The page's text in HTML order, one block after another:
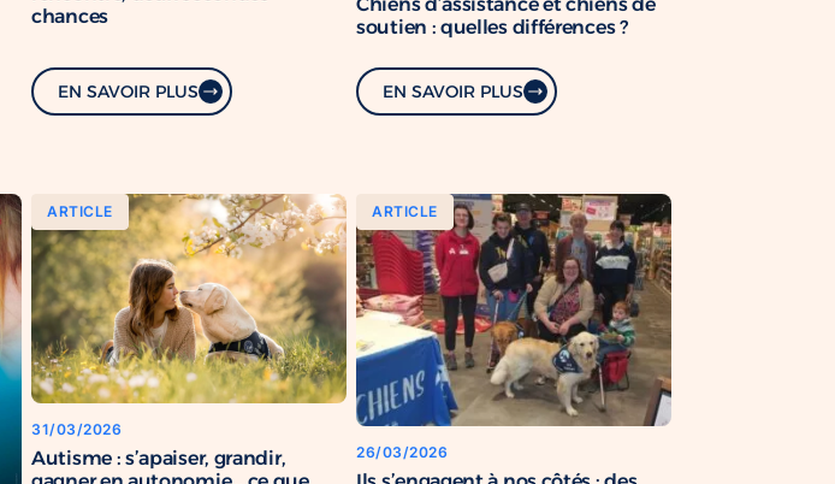
chances
EN SAVOIR PLUS
soutien : quelles différences ?
EN SAVOIR PLUS
ARTICLE
31/03/2026
Autisme : s’apaiser, grandir,
ARTICLE
26/03/2026